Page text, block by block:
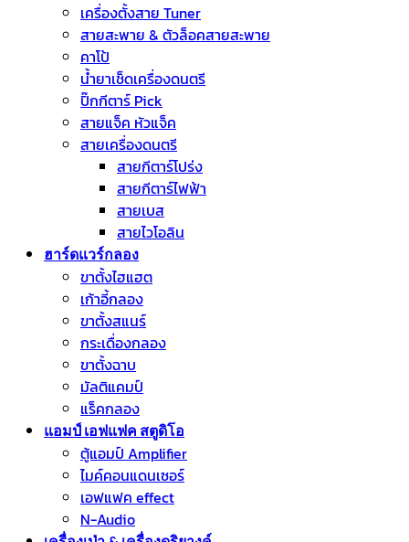
เครื่องตั้งสาย Tuner
สายสะพาย & ตัวล็อคสายสะพาย
คาโป้
น้ำยาเช็ดเครื่องดนตรี
ปิ๊กกีตาร์ Pick
สายแจ็ค หัวแจ็ค
สายเครื่องดนตรี
สายกีตาร์โปร่ง
สายกีตาร์ไฟฟ้า
สายเบส
สายไวโอลิน
ฮาร์ดแวร์กลอง
ขาตั้งไฮแฮต
เก้าอี้กลอง
ขาตั้งสแนร์
กระเดื่องกลอง
ขาตั้งฉาบ
มัลติแคมป์
แร็คกลอง
แอมป์ เอฟแฟค สตูดิโอ
ตู้แอมป์ Amplifier
ไมค์คอนแดนเซอร์
เอฟแฟค effect
N-Audio